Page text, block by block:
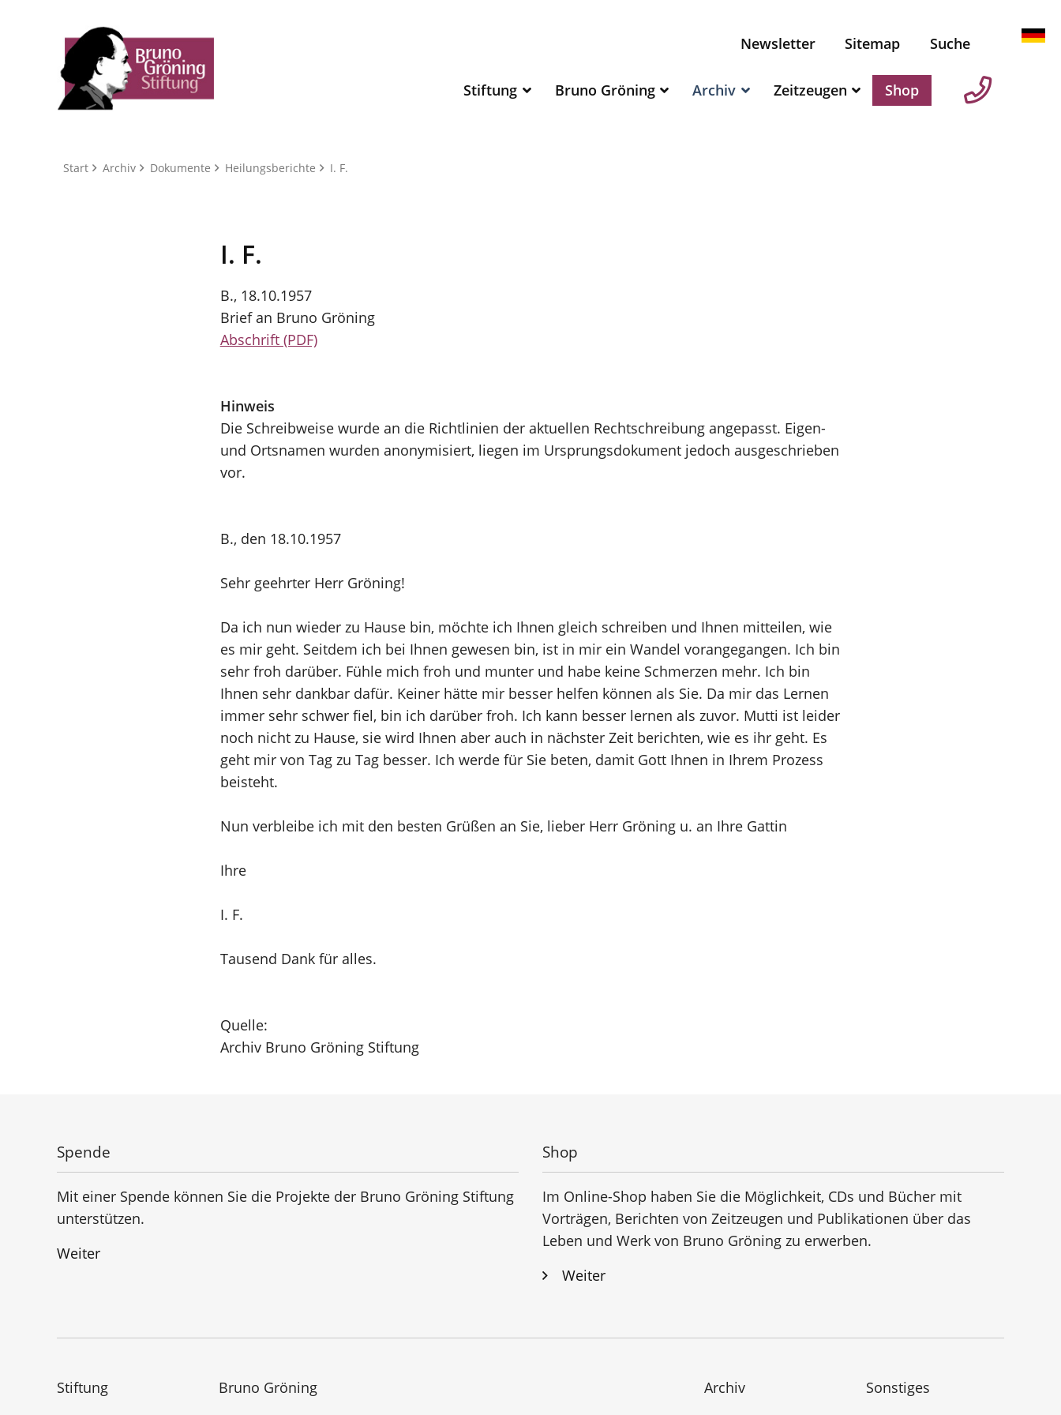
Newsletter Sitemap Suche
Stiftung Bruno Gröning Archiv Zeitzeugen Shop
Start Archiv Dokumente Heilungsberichte I. F.
I. F.
B., 18.10.1957
Brief an Bruno Gröning
Abschrift (PDF)
Hinweis
Die Schreibweise wurde an die Richtlinien der aktuellen Rechtschreibung angepasst. Eigen-
und Ortsnamen wurden anonymisiert, liegen im Ursprungsdokument jedoch ausgeschrieben
vor.
B., den 18.10.1957
Sehr geehrter Herr Gröning!
Da ich nun wieder zu Hause bin, möchte ich Ihnen gleich schreiben und Ihnen mitteilen, wie
es mir geht. Seitdem ich bei Ihnen gewesen bin, ist in mir ein Wandel vorangegangen. Ich bin
sehr froh darüber. Fühle mich froh und munter und habe keine Schmerzen mehr. Ich bin
Ihnen sehr dankbar dafür. Keiner hätte mir besser helfen können als Sie. Da mir das Lernen
immer sehr schwer fiel, bin ich darüber froh. Ich kann besser lernen als zuvor. Mutti ist leider
noch nicht zu Hause, sie wird Ihnen aber auch in nächster Zeit berichten, wie es ihr geht. Es
geht mir von Tag zu Tag besser. Ich werde für Sie beten, damit Gott Ihnen in Ihrem Prozess
beisteht.
Nun verbleibe ich mit den besten Grüßen an Sie, lieber Herr Gröning u. an Ihre Gattin
Ihre
I. F.
Tausend Dank für alles.
Quelle:
Archiv Bruno Gröning Stiftung
Spende
Mit einer Spende können Sie die Projekte der Bruno Gröning Stiftung
unterstützen.
Weiter
Shop
Im Online-Shop haben Sie die Möglichkeit, CDs und Bücher mit
Vorträgen, Berichten von Zeitzeugen und Publikationen über das
Leben und Werk von Bruno Gröning zu erwerben.
Weiter
Stiftung
Bruno Gröning
Archiv
Sonstiges